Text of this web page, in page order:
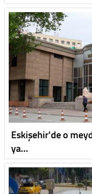
Eskişehir'de o
ya…